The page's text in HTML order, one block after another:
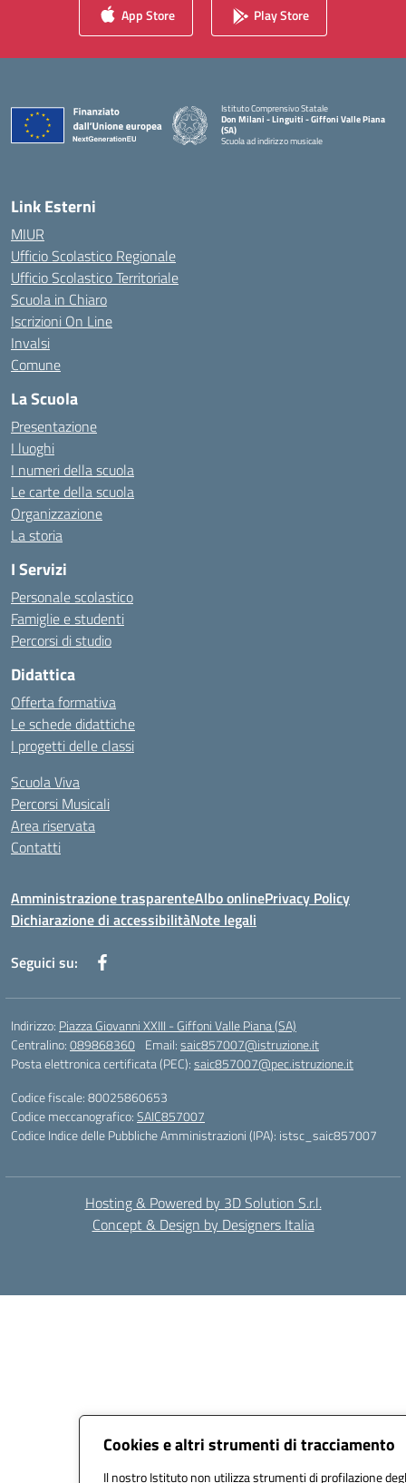
Cookies e altri strumenti di tracciamento
Il nostro Istituto non utilizza strumenti di profilazione
App Store Play Store
Istituto Comprensivo Statale
Don Milani - Linguiti - Giffoni Valle Piana
(SA)
Scuola ad indirizzo musicale
Link Esterni
MIUR
Ufficio Scolastico Regionale
Ufficio Scolastico Territoriale
Scuola in Chiaro
Iscrizioni On Line
Invalsi
Comune
La Scuola
Presentazione
I luoghi
I numeri della scuola
Le carte della scuola
Organizzazione
La storia
I Servizi
Personale scolastico
Famiglie e studenti
Percorsi di studio
Didattica
Offerta formativa
Le schede didattiche
I progetti delle classi
Scuola Viva
Percorsi Musicali
Area riservata
Contatti
Amministrazione trasparenteAlbo onlinePrivacy Policy
Dichiarazione di accessibilitàNote legali
Seguici su:
Indirizzo: Piazza Giovanni XXIII - Giffoni Valle Piana (SA)
Centralino:089868360 Email:saic857007@istruzione.it
Posta elettronica certificata (PEC):saic857007@pec.istruzione.it
Codice fiscale: 80025860653
Codice meccanografico:SAIC857007
Codice Indice delle Pubbliche Amministrazioni (IPA): istsc_saic857007
Hosting & Powered by 3D Solution S.r.l.
Concept & Design by Designers Italia